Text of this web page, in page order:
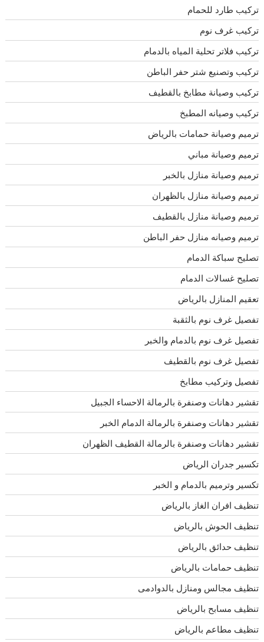
تركيب طارد للحمام
تركيب غرف نوم
تركيب فلاتر تحلية المياه بالدمام
تركيب وتصنيع شتر حفر الباطن
تركيب وصيانة مطابخ بالقطيف
تركيب وصيانه المطبخ
ترميم وصيانة حمامات بالرياض
ترميم وصيانة مباني
ترميم وصيانة منازل بالخبر
ترميم وصيانة منازل بالظهران
ترميم وصيانة منازل بالقطيف
ترميم وصيانه منازل حفر الباطن
تصليح سباكة الدمام
تصليح غسالات الدمام
تعقيم المنازل بالرياض
تفصيل غرف نوم بالثقبة
تفصيل غرف نوم بالدمام والخبر
تفصيل غرف نوم بالقطيف
تفصيل وتركيب مطابخ
تقشير دهانات وصنفرة بالرمالة الاحساء الجبيل
تقشير دهانات وصنفرة بالرمالة الدمام الخبر
تقشير دهانات وصنفرة بالرمالة القطيف الظهران
تكسير جدران الرياض
تكسير وترميم بالدمام و الخبر
تنظيف افران الغاز بالرياض
تنظيف الحوش بالرياض
تنظيف حدائق بالرياض
تنظيف حمامات بالرياض
تنظيف مجالس ومنازل بالدوادمى
تنظيف مسابح بالرياض
تنظيف مطاعم بالرياض